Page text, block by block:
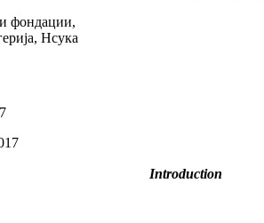
фондации,
Нсука
Introduction